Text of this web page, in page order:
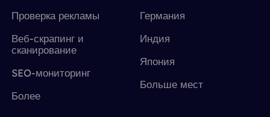
Проверка рекламы
Веб-скрапинг и
сканирование
SEO-мониторинг
Более
Германия
Индия
Япония
Больше мест